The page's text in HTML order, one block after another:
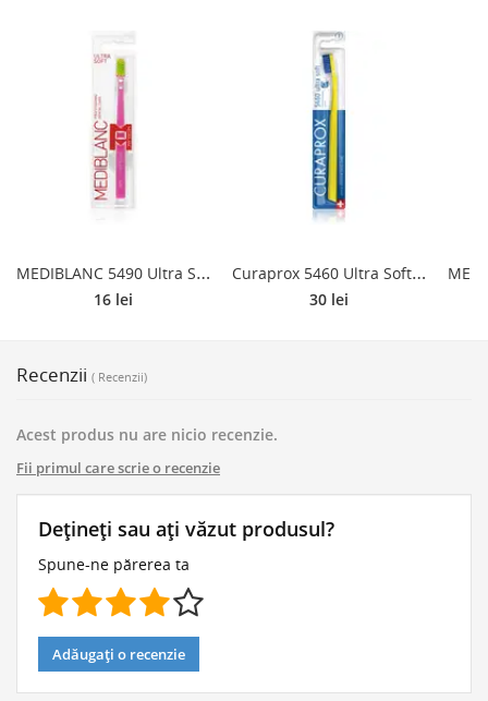
M
EDIBLANC 5490 Ultra Soft perie de dinti ultra moale Pink 1 buc
16 lei
C
uraprox 5460 Ultra Soft perie de dinti 1 buc
30 lei
Recenzii ( Recenzii)
Acest produs nu are nicio recenzie.
Fii primul care scrie o recenzie
Dețineți sau ați văzut produsul?
Spune-ne părerea ta
Adăugați o recenzie